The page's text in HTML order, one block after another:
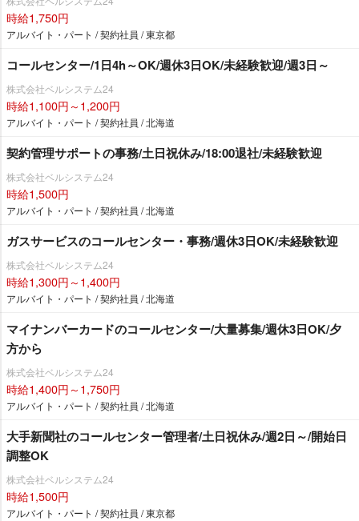
時給1,750円
アルバイト・パート / 契約社員 / 東京都
コールセンター/1日4h～OK/週休3日OK/未経験歓迎/週3日～
株式会社ベルシステム24
時給1,100円～1,200円
アルバイト・パート / 契約社員 / 北海道
契約管理サポートの事務/土日祝休み/18:00退社/未経験歓迎
株式会社ベルシステム24
時給1,500円
アルバイト・パート / 契約社員 / 北海道
ガスサービスのコールセンター・事務/週休3日OK/未経験歓迎
株式会社ベルシステム24
時給1,300円～1,400円
アルバイト・パート / 契約社員 / 北海道
マイナンバーカードのコールセンター/大量募集/週休3日OK/夕
方から
株式会社ベルシステム24
時給1,400円～1,750円
アルバイト・パート / 契約社員 / 北海道
大手新聞社のコールセンター管理者/土日祝休み/週2日～/開始日
調整OK
株式会社ベルシステム24
時給1,500円
アルバイト・パート / 契約社員 / 東京都